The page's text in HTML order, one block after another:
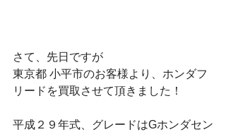
さて、先日ですが
東京都 小平市のお客様より、ホンダフ
リードを買取させて頂きました！
平成２９年式、グレードはGホンダセン